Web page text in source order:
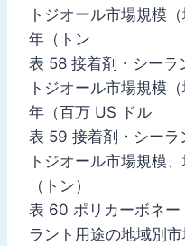
トジオール市場規模
年（トン
表 58 接着剤・シーラ
トジオール市場規模
年（百万 US ドル
表 59 接着剤・シーラ
トジオール市場規模
（トン）
表 60 ポリカーボネー
ラント用途の地域別